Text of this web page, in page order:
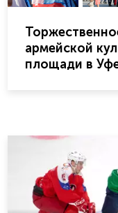
армейской
площади в